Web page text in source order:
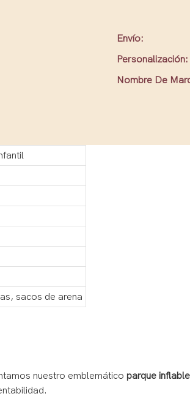
Envío:
Personalización:
Nombre De
sacos de arena
nuestro emblemático parque